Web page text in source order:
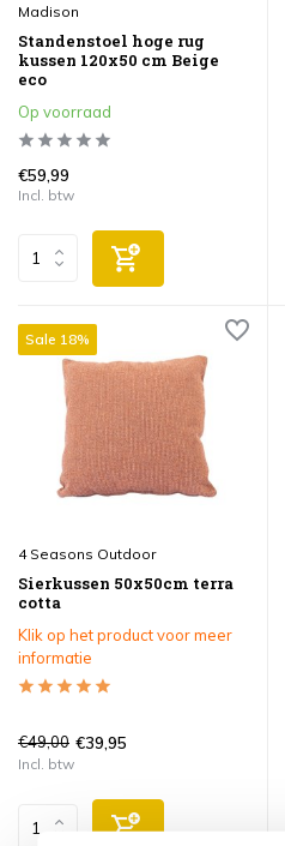
Madison
Standenstoel hoge rug
kussen 120x50 cm Beige
eco
Op voorraad
€59,99
Incl. btw
Sale 18%
4 Seasons Outdoor
Sierkussen 50x50cm terra
cotta
Klik op het product voor meer
informatie
€49,00 €39,95
Incl. btw